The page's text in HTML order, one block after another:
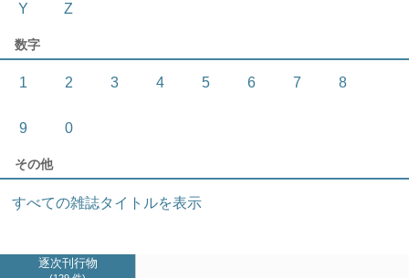
Y Z
数字
1 2 3 4 5 6 7 8
9 0
その他
すべての雑誌タイトルを表示
逐次刊行物